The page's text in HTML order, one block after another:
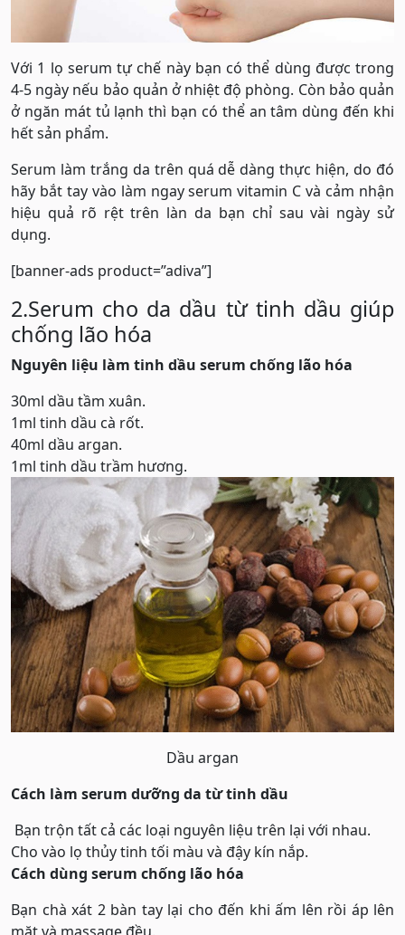
Với 1 lọ serum tự chế này bạn có thể dùng được trong
4-5 ngày nếu bảo quản ở nhiệt độ phòng. Còn bảo quản
ở ngăn mát tủ lạnh thì bạn có thể an tâm dùng đến khi
hết sản phẩm.
Serum làm trắng da trên quá dễ dàng thực hiện, do đó
hãy bắt tay vào làm ngay serum vitamin C và cảm nhận
hiệu quả rõ rệt trên làn da bạn chỉ sau vài ngày sử
dụng.
[banner-ads product=”adiva”]
2.Serum cho da dầu từ tinh dầu giúp
chống lão hóa
Nguyên liệu làm tinh dầu serum chống lão hóa
30ml dầu tầm xuân.
1ml tinh dầu cà rốt.
40ml dầu argan.
1ml tinh dầu trầm hương.
Dầu argan
Cách làm serum dưỡng da từ tinh dầu
Bạn trộn tất cả các loại nguyên liệu trên lại với nhau.
Cho vào lọ thủy tinh tối màu và đậy kín nắp.
Cách dùng serum chống lão hóa
Bạn chà xát 2 bàn tay lại cho đến khi ấm lên rồi áp lên